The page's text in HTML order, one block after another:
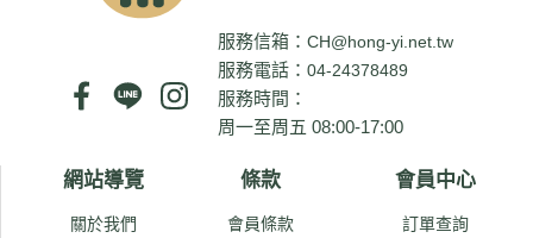
服務信箱：CH@hong-yi.net.tw
服務電話：04-24378489
服務時間：
周一至周五 08:00-17:00
網站導覽
關於我們
條款
會員條款
會員中心
訂單查詢